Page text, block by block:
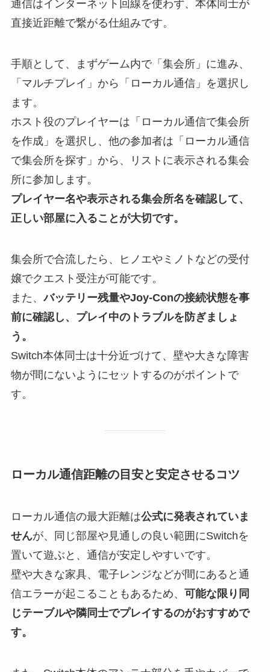
通信はインターネット回線を使わず、本体同士が
直接近距離で繋がる仕組みです。
手順として、まずゲーム内で「集会所」に進み、
「マルチプレイ」から「ローカル通信」を選択し
ます。
ホスト役のプレイヤーは「ローカル通信で集会所
を作成」を選択し、他の参加者は「ローカル通信
で集会所を探す」から、リストに表示される集会
所に参加します。
プレイヤー名や表示される集会所名を確認して、
正しい部屋に入ることが大切です。
集会所で合流したら、ヒノエやミノトなどの受付
嬢でクエスト受注が可能です。
また、バッテリー残量やJoy-Conの接続状態を事
前に確認し、プレイ中のトラブルを防ぎましょ
う。
Switch本体同士は十分近づけて、壁や大きな障害
物が間にないようにセットするのがポイントで
す。
ローカル通信距離の目安と安定させるコツ
ローカル通信の最大距離は公式に発表されていま
せんが、同じ部屋や見通しの良い範囲にSwitchを
置いて遊ぶと、通信が安定しやすいです。
壁や大きな家具、電子レンジなどが間にあると通
信エラーが起こることもあるため、 可能な限り同
じテーブルや隣同士でプレイするのがおすすめで
す。